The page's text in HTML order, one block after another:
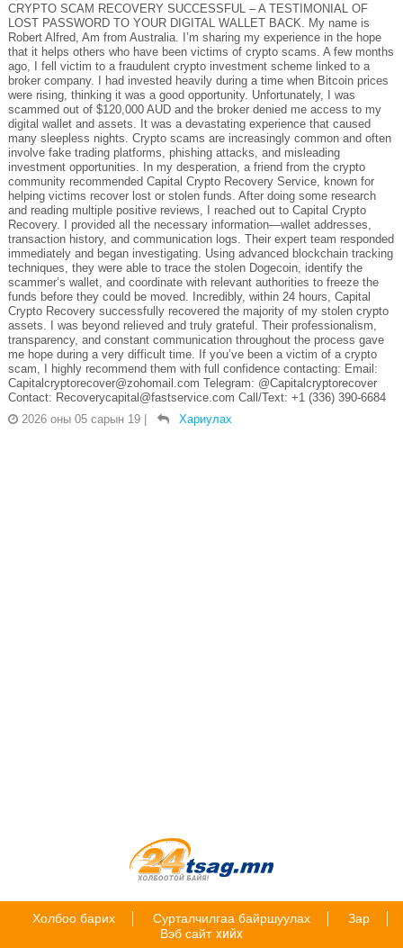
CRYPTO SCAM RECOVERY SUCCESSFUL – A TESTIMONIAL OF
LOST PASSWORD TO YOUR DIGITAL WALLET BACK. My name is
Robert Alfred, Am from Australia. I’m sharing my experience in the hope
that it helps others who have been victims of crypto scams. A few months
ago, I fell victim to a fraudulent crypto investment scheme linked to a
broker company. I had invested heavily during a time when Bitcoin prices
were rising, thinking it was a good opportunity. Unfortunately, I was
scammed out of $120,000 AUD and the broker denied me access to my
digital wallet and assets. It was a devastating experience that caused
many sleepless nights. Crypto scams are increasingly common and often
involve fake trading platforms, phishing attacks, and misleading
investment opportunities. In my desperation, a friend from the crypto
community recommended Capital Crypto Recovery Service, known for
helping victims recover lost or stolen funds. After doing some research
and reading multiple positive reviews, I reached out to Capital Crypto
Recovery. I provided all the necessary information—wallet addresses,
transaction history, and communication logs. Their expert team responded
immediately and began investigating. Using advanced blockchain tracking
techniques, they were able to trace the stolen Dogecoin, identify the
scammer’s wallet, and coordinate with relevant authorities to freeze the
funds before they could be moved. Incredibly, within 24 hours, Capital
Crypto Recovery successfully recovered the majority of my stolen crypto
assets. I was beyond relieved and truly grateful. Their professionalism,
transparency, and constant communication throughout the process gave
me hope during a very difficult time. If you’ve been a victim of a crypto
scam, I highly recommend them with full confidence contacting: Email:
Capitalcryptorecover@zohomail.com Telegram: @Capitalcryptorecover
Contact: Recoverycapital@fastservice.com Call/Text: +1 (336) 390-6684
2026 оны 05 сарын 19
Хариулах
Холбоо барих Сурталчилгаа байршуулах
Зар
Вэб сайт хийх